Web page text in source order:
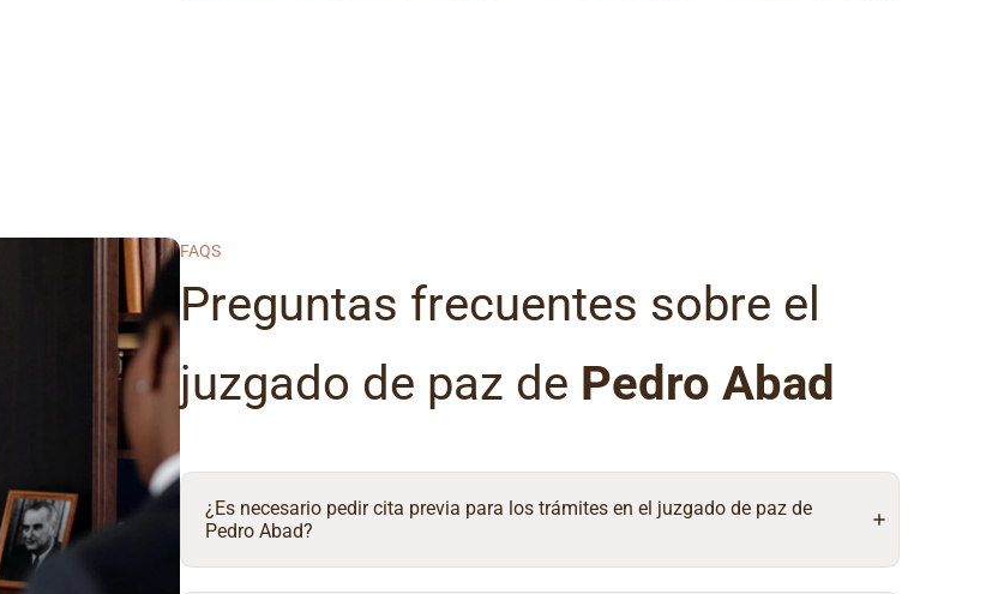
FAQS
Preguntas frecuentes sobre el
juzgado de paz de Pedro Abad
¿Es necesario pedir cita previa para los trámites en el juzgado de paz de
Pedro Abad?